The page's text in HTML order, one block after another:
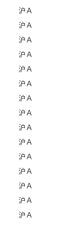
沪Ａ
沪Ａ
沪Ａ
沪Ａ
沪Ａ
沪Ａ
沪Ａ
沪Ａ
沪Ａ
沪Ａ
沪Ａ
沪Ａ
沪Ａ
沪Ａ
沪Ａ